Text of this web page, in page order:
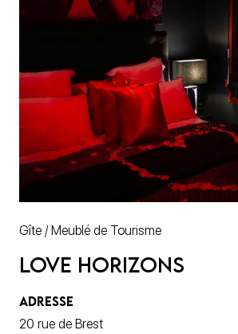
Gîte / Meublé de Tourisme
Love Horizons
ADRESSE
20 rue de Brest